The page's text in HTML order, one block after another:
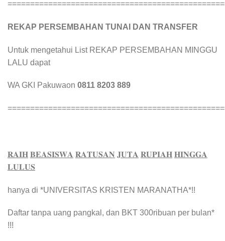
REKAP PERSEMBAHAN TUNAI DAN TRANSFER
Untuk mengetahui List REKAP PERSEMBAHAN MINGGU
LALU dapat
WA GKI Pakuwaon 0811 8203 889
𝐑𝐀𝐈𝐇 𝐁𝐄𝐀𝐒𝐈𝐒𝐖𝐀 𝐑𝐀𝐓𝐔𝐒𝐀𝐍 𝐉𝐔𝐓𝐀 𝐑𝐔𝐏𝐈𝐀𝐇 𝐇𝐈𝐍𝐆𝐆𝐀
𝐋𝐔𝐋𝐔𝐒
hanya di *UNIVERSITAS KRISTEN MARANATHA*!!
Daftar tanpa uang pangkal, dan BKT 300ribuan per bulan*
!!!